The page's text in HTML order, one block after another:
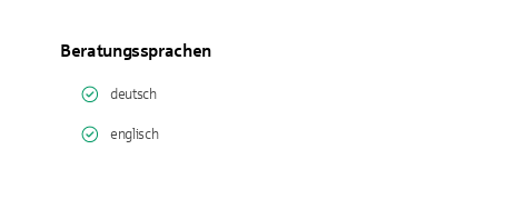
Beratungssprachen
deutsch
englisch